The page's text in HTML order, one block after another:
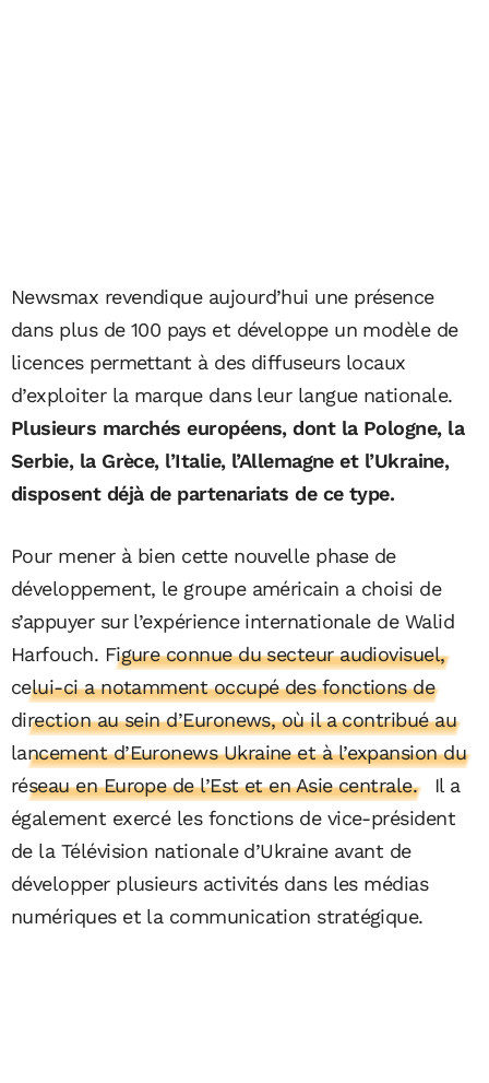
Newsmax revendique aujourd’hui une présence
dans plus de 100 pays et développe un modèle de
licences permettant à des diffuseurs locaux
d’exploiter la marque dans leur langue nationale.
Plusieurs marchés européens, dont la Pologne, la
Serbie, la Grèce, l’Italie, l’Allemagne et l’Ukraine,
disposent déjà de partenariats de ce type.
Pour mener à bien cette nouvelle phase de
développement, le groupe américain a choisi de
s’appuyer sur l’expérience internationale de Walid
Harfouch. Figure connue du secteur audiovisuel,
celui-ci a notamment occupé des fonctions de
direction au sein d’Euronews, où il a contribué au
lancement d’Euronews Ukraine et à l’expansion du
réseau en Europe de l’Est et en Asie centrale.
Il a
également exercé les fonctions de vice-président
de la Télévision nationale d’Ukraine avant de
développer plusieurs activités dans les médias
numériques et la communication stratégique.